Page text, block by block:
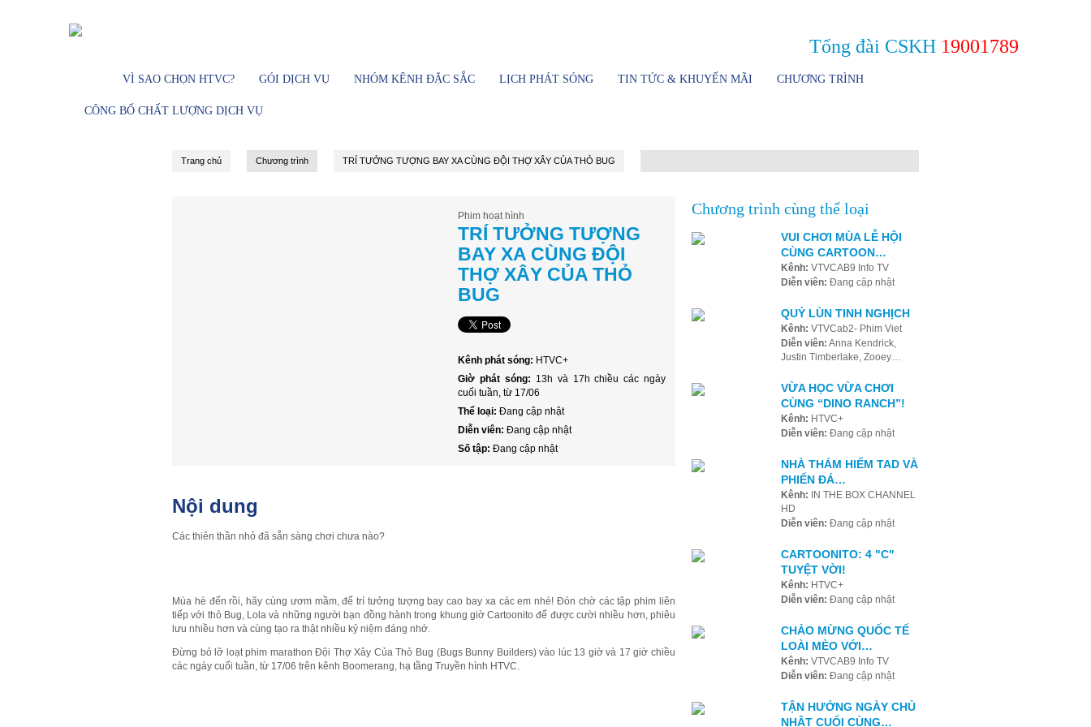
VÌ SAO CHỌN HTVC? GÓI DỊCH VỤ NHÓM KÊNH ĐẶC SẮC LỊCH PHÁT SÓNG TIN TỨC & KHUYẾN MÃI CHƯƠNG TRÌNH
CÔNG BỐ CHẤT LƯỢNG DỊCH VỤ
Tổng đài CSKH 19001789
Trang chủ Chương trình TRÍ TƯỞNG TƯỢNG BAY XA CÙNG ĐỘI THỢ XÂY CỦA THỎ BUG
Phim hoạt hình
TRÍ TƯỞNG TƯỢNG
BAY XA CÙNG ĐỘI
THỢ XÂY CỦA THỎ
BUG
Kênh phát sóng: HTVC+
Giờ phát sóng: 13h và 17h chiều các ngày
cuối tuần, từ 17/06
Thể loại:Đang cập nhật
Diễn viên:Đang cập nhật
Số tập:Đang cập nhật
Nội dung
Các thiên thần nhỏ đã sẵn sàng chơi chưa nào?
Mùa hè đến rồi, hãy cùng ươm mầm, để trí tưởng tượng bay cao bay xa các em nhé! Đón chờ các tập phim liên
tiếp với thỏ Bug, Lola và những người bạn đồng hành trong khung giờ Cartoonito để được cười nhiều hơn, phiêu
lưu nhiều hơn và cùng tạo ra thật nhiều kỷ niệm đáng nhớ.
Đừng bỏ lỡ loạt phim marathon Đội Thợ Xây Của Thỏ Bug (Bugs Bunny Builders) vào lúc 13 giờ và 17 giờ chiều
các ngày cuối tuần, từ 17/06 trên kênh Boomerang, hạ tầng Truyền hình HTVC.
Chương trình cùng thể loại
VUI CHƠI MÙA LỄ HỘI
CÙNG CARTOON…
Kênh: VTVCAB9 Info TV
Diễn viên: Đang cập nhật
QUỶ LÙN TINH NGHỊCH
Kênh: VTVCab2- Phim Viet
Diễn viên: Anna Kendrick,
Justin Timberlake, Zooey…
VỪA HỌC VỪA CHƠI
CÙNG “DINO RANCH”!
Kênh: HTVC+
Diễn viên: Đang cập nhật
NHÀ THÁM HIỂM TAD VÀ
PHIẾN ĐÁ…
Kênh: IN THE BOX CHANNEL
HD
Diễn viên: Đang cập nhật
CARTOONITO: 4 "C"
TUYỆT VỜI!
Kênh: HTVC+
Diễn viên: Đang cập nhật
CHẢO MỪNG QUỐC TẾ
LOÀI MÈO VỚI…
Kênh: VTVCAB9 Info TV
Diễn viên: Đang cập nhật
TẬN HƯỞNG NGÀY CHỦ
NHẬT CUỐI CÙNG…